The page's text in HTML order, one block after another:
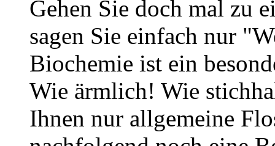
Gehen Sie doch mal zu
sagen Sie einfach nur
Biochemie ist ein
Wie ärmlich! Wie
Ihnen nur allgemeine